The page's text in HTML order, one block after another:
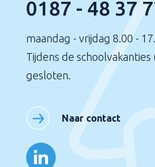
0187 - 48 37
maandag - vrijdag 8.00 -
Tijdens de
gesloten.
Naar contact